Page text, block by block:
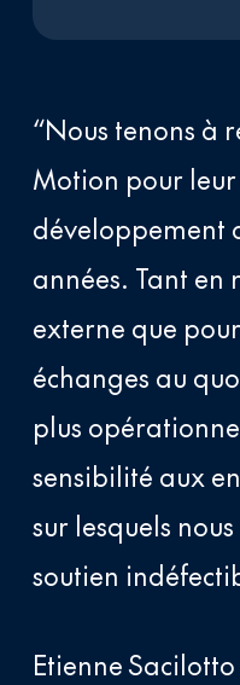
“Nous tenons à
Motion pour
développement
années. Tant en
externe que
échanges au
plus
sensibilité aux
sur lesquels
soutien
Etienne Sacilotto